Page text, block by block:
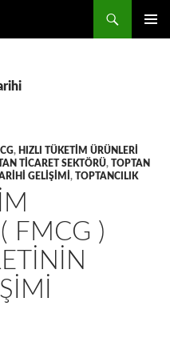
, HIZLI TÜKETIM ÜRÜNLERI
TICARET SEKTÖRÜ, TOPTAN
GELIŞIMI , TOPTANCILIK
FMCG )